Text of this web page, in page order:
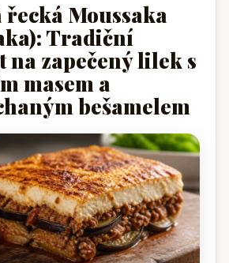
řecká Moussaka
Tradiční
na zapečený lilek s
masem a
bešamelem